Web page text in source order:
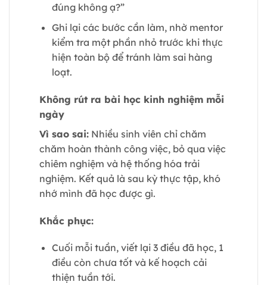
đúng không ạ?”
Ghi lại các bước cần làm, nhờ mentor
kiểm tra một phần nhỏ trước khi thực
hiện toàn bộ để tránh làm sai hàng
loạt.
Không rút ra bài học kinh nghiệm mỗi
ngày
Vì sao sai: Nhiều sinh viên chỉ chăm
chăm hoàn thành công việc, bỏ qua việc
chiêm nghiệm và hệ thống hóa trải
nghiệm. Kết quả là sau kỳ thực tập, khó
nhớ mình đã học được gì.
Khắc phục:
Cuối mỗi tuần, viết lại 3 điều đã học, 1
điều còn chưa tốt và kế hoạch cải
thiện tuần tới.